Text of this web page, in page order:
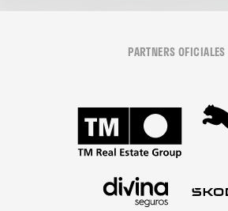
PARTNERS OFICIALES